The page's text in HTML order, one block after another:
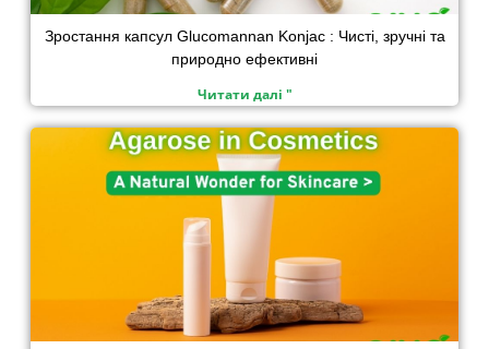
Зростання капсул Glucomannan Konjac : Чисті, зручні та
природно ефективні
Читати далі "